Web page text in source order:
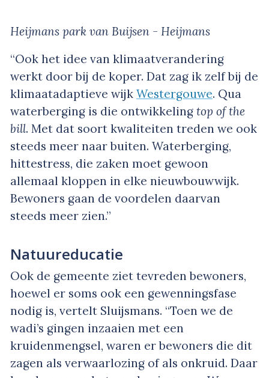
Heijmans park van Buijsen - Heijmans
“Ook het idee van klimaatverandering
werkt door bij de koper. Dat zag ik zelf bij de
klimaatadaptieve wijk Westergouwe. Qua
waterberging is die ontwikkeling top of the
bill. Met dat soort kwaliteiten treden we ook
steeds meer naar buiten. Waterberging,
hittestress, die zaken moet gewoon
allemaal kloppen in elke nieuwbouwwijk.
Bewoners gaan de voordelen daarvan
steeds meer zien.”
Natuureducatie
Ook de gemeente ziet tevreden bewoners,
hoewel er soms ook een gewenningsfase
nodig is, vertelt Sluijsmans. “Toen we de
wadi’s gingen inzaaien met een
kruidenmengsel, waren er bewoners die dit
zagen als verwaarlozing of als onkruid. Daar